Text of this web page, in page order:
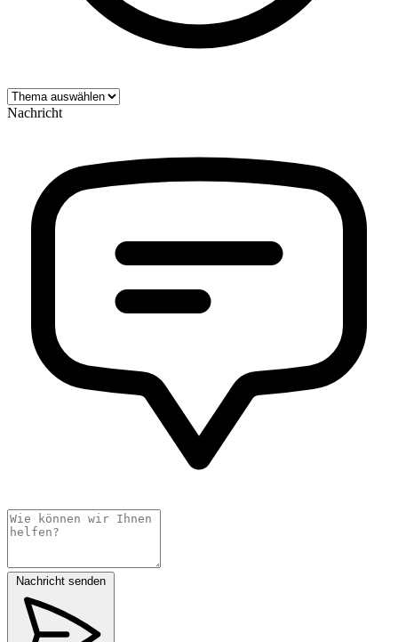
Nachricht
Nachricht senden